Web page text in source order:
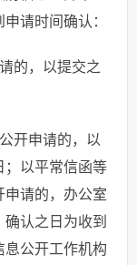
请时间确认：
的，以提交之
开申请的，以
；以平常信函等
申请的，办公室
认之日为收到
息公开工作机构